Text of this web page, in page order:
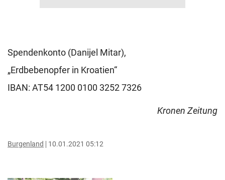
Spendenkonto (Danijel Mitar),
„Erdbebenopfer in Kroatien“
IBAN: AT54 1200 0100 3252 7326
Kronen Zeitung
Burgenland 10.01.2021 05:12